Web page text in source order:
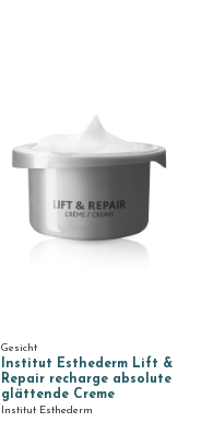
Gesicht
Institut Esthederm Lift &
Repair recharge absolute
glättende Creme
Institut Esthederm